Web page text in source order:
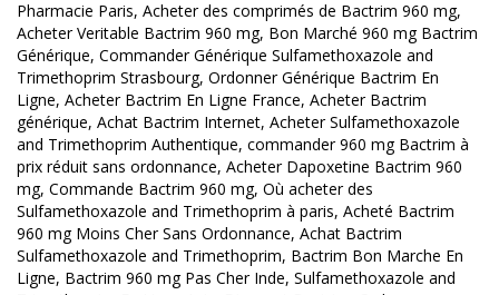
Pharmacie Paris, Acheter des comprimés de Bactrim 960 mg,
Acheter Veritable Bactrim 960 mg, Bon Marché 960 mg Bactrim
Générique, Commander Générique Sulfamethoxazole and
Trimethoprim Strasbourg, Ordonner Générique Bactrim En
Ligne, Acheter Bactrim En Ligne France, Acheter Bactrim
générique, Achat Bactrim Internet, Acheter Sulfamethoxazole
and Trimethoprim Authentique, commander 960 mg Bactrim à
prix réduit sans ordonnance, Acheter Dapoxetine Bactrim 960
mg, Commande Bactrim 960 mg, Où acheter des
Sulfamethoxazole and Trimethoprim à paris, Acheté Bactrim
960 mg Moins Cher Sans Ordonnance, Achat Bactrim
Sulfamethoxazole and Trimethoprim, Bactrim Bon Marche En
Ligne, Bactrim 960 mg Pas Cher Inde, Sulfamethoxazole and